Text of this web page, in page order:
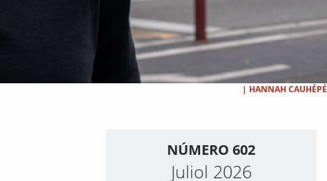
| HANNAH CAUHÉPÉ
NÚMERO 602
Juliol 2026